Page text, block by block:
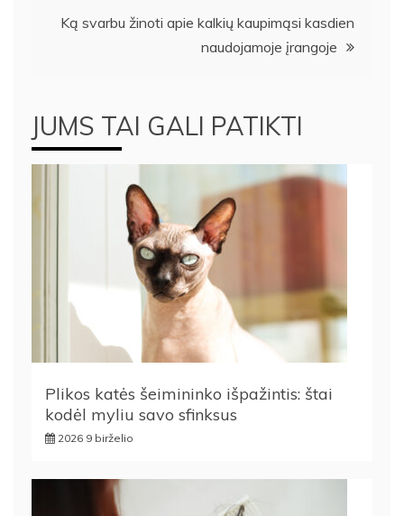
įrašų
Ką svarbu žinoti apie kalkių kaupimąsi kasdien
naudojamoje įrangoje
JUMS TAI GALI PATIKTI
Plikos katės šeimininko išpažintis: štai
kodėl myliu savo sfinksus
2026 9 birželio